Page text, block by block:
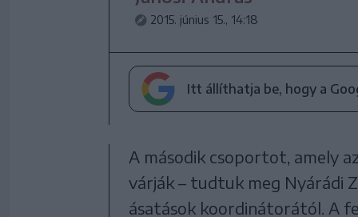
2015. június 15., 14:18
Itt állíthatja be, hogy a
A második csoportot, amely
várják – tudtuk meg Nyárádi
ásatások koordinátorától. A